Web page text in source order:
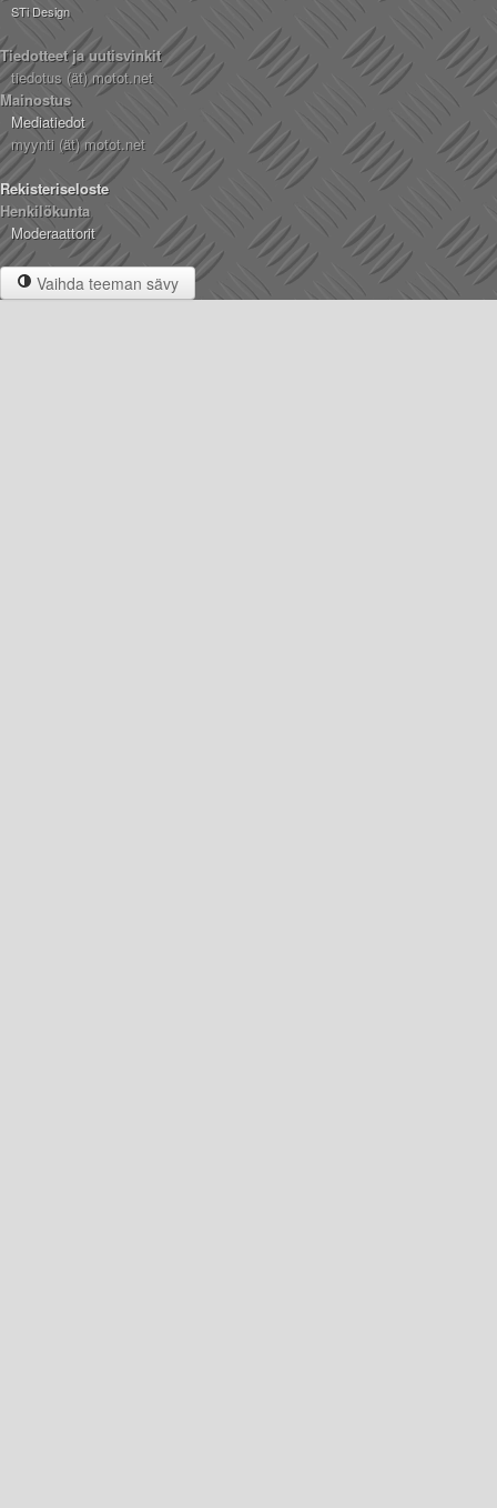
STi Design
Tiedotteet ja uutisvinkit
tiedotus (ät) motot.net
Mainostus
Mediatiedot
myynti (ät) motot.net
Rekisteriseloste
Henkilökunta
Moderaattorit
Vaihda teeman sävy